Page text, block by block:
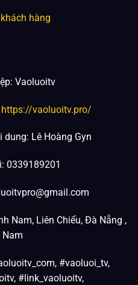
hàng
Vaoluoitv
https://vaoluoitv.pro/
dung: Lê Hoàng Gyn
0339189201
Nam, Liên Chiểu, Đà Nẵng ,
Nam
#vaoluoi_tv,
#link_vaoluoitv,